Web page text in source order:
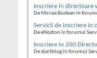
Inscriere in directoare
De Mircea Budean în
Servicii de inscriere in
De eNoston în forumul
Inscriere in 200
De startblog în forumul